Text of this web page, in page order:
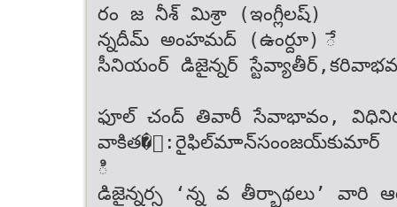
రం జ నీశ్ మిశ్రా (ఇంగ్లీలష్‌)
న్నదీమ్ అంహమద్ (ఉంర్దూ) ే
సీనియంర్ డిజైన్నర్
ఫూల్ చంద్ తివారీ సేవాభావం,
వా‌కిత�ం‌:‌రైఫిల్‌మాాన్‌సంంజ‌య్‌కుమార్‌
ి
డిజైన్నర్స ‘న్న వ తీర్భాథలు’ వారి